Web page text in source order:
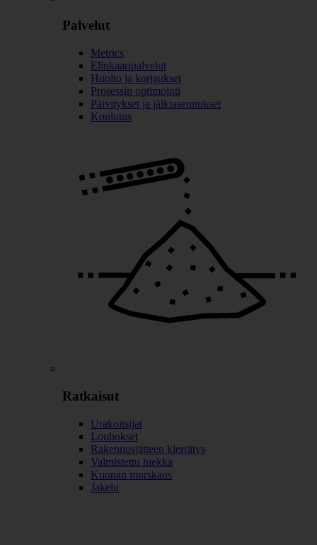
Palvelut
Metrics
Elinkaaripalvelut
Huolto ja korjaukset
Prosessin optimointi
Päivitykset ja jälkiasennukset
Koulutus
Ratkaisut
Urakoitsijat
Louhokset
Rakennusjätteen kierrätys
Valmistettu hiekka
Kuonan murskaus
Jakelu